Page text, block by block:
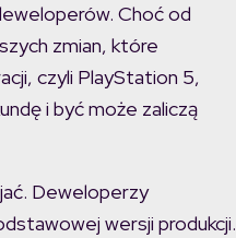
Choć od
zmian, które
czyli PlayStation 5,
i być może zaliczą
Deweloperzy
wersji produkcji.